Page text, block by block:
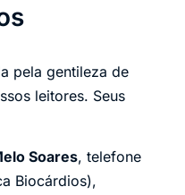
pela gentileza de
leitores. Seus
Soares, telefone
Biocárdios),